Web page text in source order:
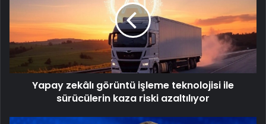
teknolojisi
ile
sürücülerin
riski
azaltılıyorYapay zekâlı görüntü işleme teknolojisi ile
sürücülerin kaza riski azaltılıyor